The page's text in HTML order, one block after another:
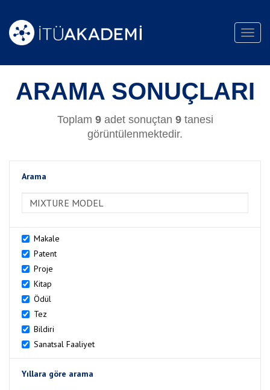
ARAMA SONUÇLARI
Toplam 9adet sonuçtan 9tanesi
görüntülenmektedir.
Arama
Makale
Patent
Proje
Kitap
Ödül
Tez
Bildiri
Sanatsal Faaliyet
Yıllara göre arama